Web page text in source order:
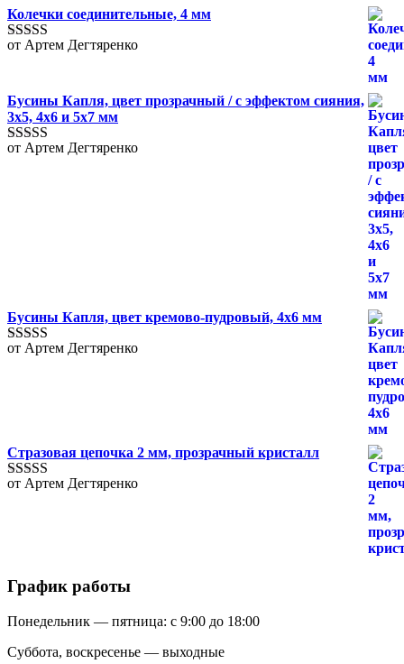
Колечки соединительные, 4 мм
Оценка5 из
от Артем Дегтяренко
Бусины Капля, цвет прозрачный / с эффектом сияния,
3х5, 4х6 и 5х7 мм
Оценка5 из
от Артем Дегтяренко
Бусины Капля, цвет кремово-пудровый, 4х6 мм
Оценка5 из
от Артем Дегтяренко
Стразовая цепочка 2 мм, прозрачный кристалл
Оценка5 из
от Артем Дегтяренко
График работы
Понедельник — пятница: с 9:00 до 18:00
Суббота, воскресенье — выходные